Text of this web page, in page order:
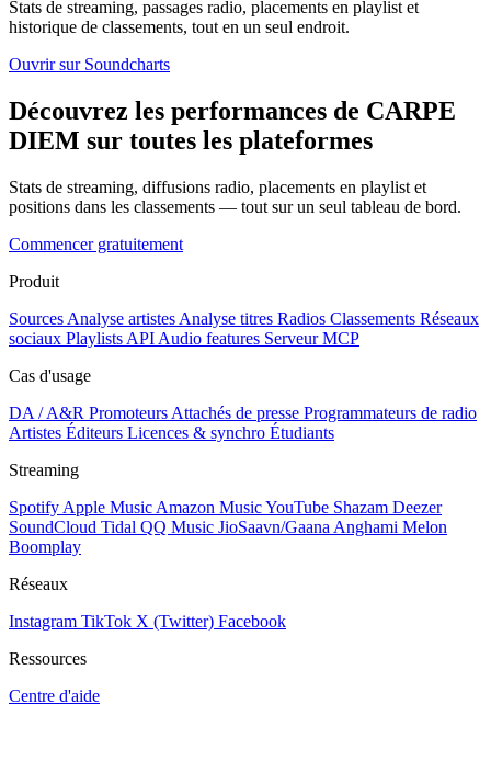
Stats de streaming, passages radio, placements en playlist et
historique de classements, tout en un seul endroit.
Ouvrir sur Soundcharts
Découvrez les performances de CARPE
DIEM sur toutes les plateformes
Stats de streaming, diffusions radio, placements en playlist et
positions dans les classements — tout sur un seul tableau de bord.
Commencer gratuitement
Produit
Sources Analyse artistes Analyse titres Radios Classements Réseaux
sociaux Playlists API Audio features Serveur MCP
Cas d'usage
DA / A&R Promoteurs Attachés de presse Programmateurs de radio
Artistes Éditeurs Licences & synchro Étudiants
Streaming
Spotify Apple Music Amazon MusicYouTube Shazam Deezer
SoundCloud Tidal QQ Music JioSaavn/Gaana Anghami Melon
Boomplay
Réseaux
Instagram TikTok X (Twitter) Facebook
Ressources
Centre d'aide